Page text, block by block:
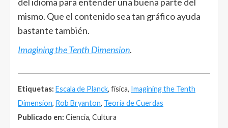
mismo. Que el contenido sea tan gráfico ayuda
bastante también.
Imagining the Tenth Dimension.
Etiquetas: Escala de Planck, física, Imagining the Tenth
Dimension, Rob Bryanton, Teoría de Cuerdas
Publicado en: Ciencia, Cultura